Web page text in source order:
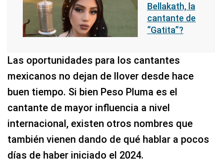
Bellakath, la
cantante de
“Gatita”?
Las oportunidades para los cantantes
mexicanos no dejan de llover desde hace
buen tiempo. Si bien Peso Pluma es el
cantante de mayor influencia a nivel
internacional, existen otros nombres que
también vienen dando de qué hablar a pocos
días de haber iniciado el 2024.